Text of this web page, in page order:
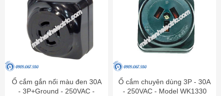
Ổ cắm gắn nổi màu đen 30A
- 3P+Ground - 250VAC -
Ổ cắm chuyên dùng 3P - 30A
- 250VAC - Model WK1330